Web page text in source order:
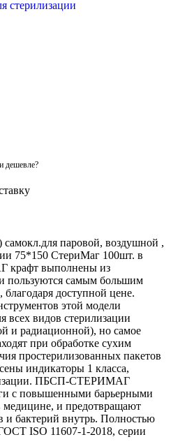
дешевле?
паровой, воздушной ,
75*150 СтериМаг 100шт. в
выполнены из
пользуются самым большим
доступной цене.
этой модели
всех видов стерилизации
и радиационной), но самое
при обработке сухим
простерилизованных пакетов
индикаторы 1 класса,
ПБСП-СТЕРИМАГ
с повышенными барьерными
медицине, и предотвращают
и бактерий внутрь. Полностью
ISO 11607-1-2018, серии